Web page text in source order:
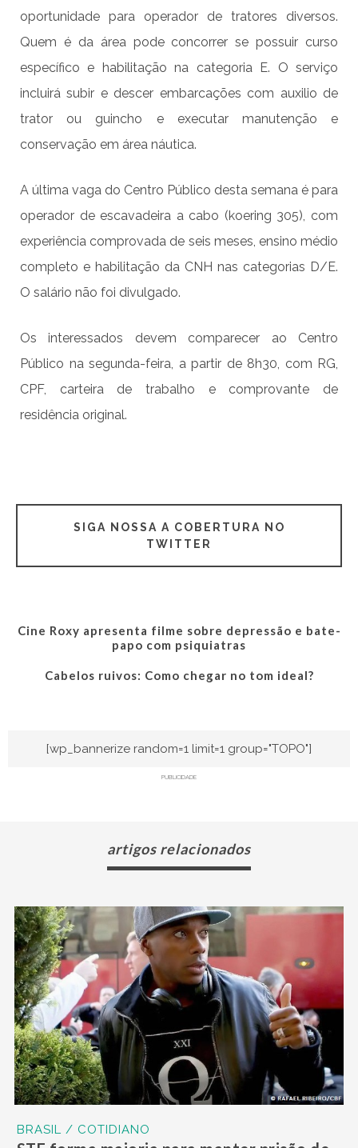
oportunidade para operador de tratores diversos.
Quem é da área pode concorrer se possuir curso
específico e habilitação na categoria E. O serviço
incluirá subir e descer embarcações com auxilio de
trator ou guincho e executar manutenção e
conservação em área náutica.
A última vaga do Centro Público desta semana é para
operador de escavadeira a cabo (koering 305), com
experiência comprovada de seis meses, ensino médio
completo e habilitação da CNH nas categorias D/E.
O salário não foi divulgado.
Os interessados devem comparecer ao Centro
Público na segunda-feira, a partir de 8h30, com RG,
CPF, carteira de trabalho e comprovante de
residência original.
SIGA NOSSA A COBERTURA NO
TWITTER
Cine Roxy apresenta filme sobre depressão e bate-
papo com psiquiatras
Cabelos ruivos: Como chegar no tom ideal?
[wp_bannerize random=1 limit=1 group="TOPO"]
PUBLICIDADE
artigos relacionados
BRASIL / COTIDIANO